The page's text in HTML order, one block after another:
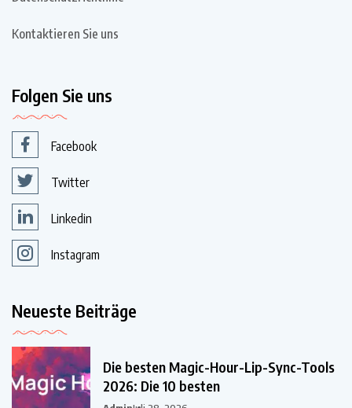
Kontaktieren Sie uns
Folgen Sie uns
Facebook
Twitter
Linkedin
Instagram
Neueste Beiträge
Die besten Magic-Hour-Lip-Sync-Tools
2026: Die 10 besten